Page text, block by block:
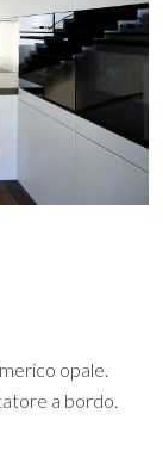
opale.
a bordo.